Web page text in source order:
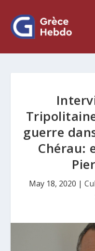
guerre
Chérau:
May 18, 2020 |